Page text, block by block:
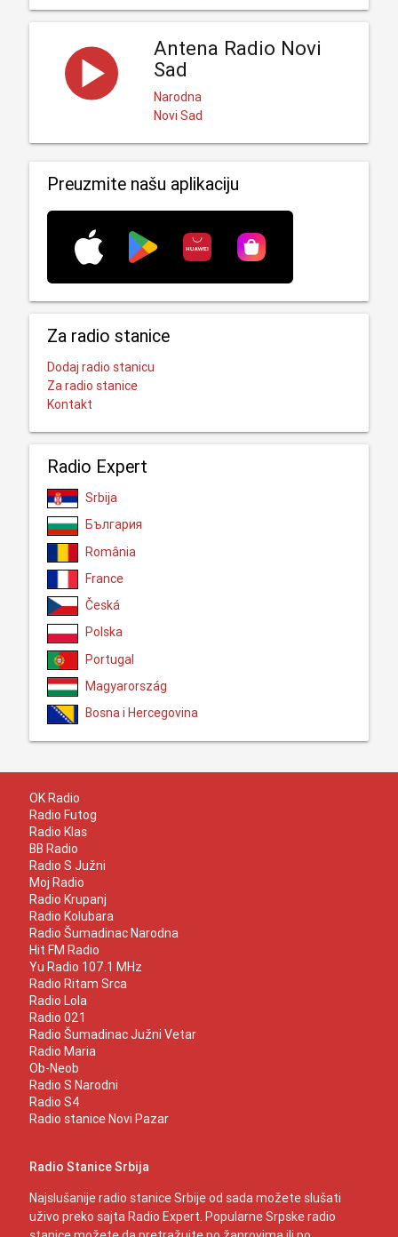
Antena Radio Novi
Sad
Narodna
Novi Sad
Preuzmite našu aplikaciju
Za radio stanice
Dodaj radio stanicu
Za radio stanice
Kontakt
Radio Expert
Srbija
България
România
France
Česká
Polska
Portugal
Magyarország
Bosna i Hercegovina
OK Radio
Radio Futog
Radio Klas
BB Radio
Radio S Južni
Moj Radio
Radio Krupanj
Radio Kolubara
Radio Šumadinac Narodna
Hit FM Radio
Yu Radio 107.1 MHz
Radio Ritam Srca
Radio Lola
Radio 021
Radio Šumadinac Južni Vetar
Radio Maria
Ob-Neob
Radio S Narodni
Radio S4
Radio stanice Novi Pazar
Radio Stanice Srbija
Najslušanije radio stanice Srbije od sada možete slušati
uživo preko sajta Radio Expert. Popularne Srpske radio